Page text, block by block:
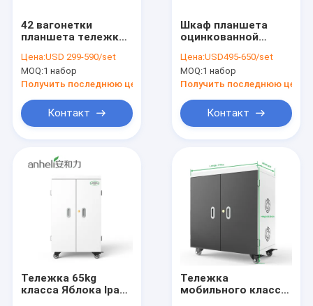
Продукция
VR - шоу
О Компании
42 вагонетки
планшета тележки
слотов поручая
поручая
Цена:USD 299-590/set
MOQ:1 набор
Получить последнюю цену
Контакт
Шкаф планшета
оцинкованной
36 заливов поручая
поручая
Цена:USD495-650/set
MOQ:1 набор
Получить последнюю цену
Контакт
Тележка 65kg
класса Яблока Ipad
Тележка
мобильного класса